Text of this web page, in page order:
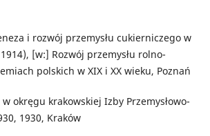
i rozwój przemysłu cukierniczego w
[w:] Rozwój przemysłu rolno-
polskich w XIX i XX wieku, Poznań
okręgu krakowskiej Izby Przemysłowo-
1930, Kraków